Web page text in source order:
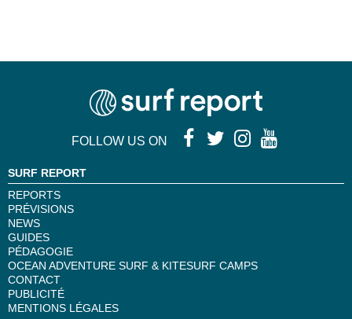
FOLLOW US ON
SURF REPORT
REPORTS
PRÉVISIONS
NEWS
GUIDES
PÉDAGOGIE
OCEAN ADVENTURE SURF & KITESURF CAMPS
CONTACT
PUBLICITÉ
MENTIONS LÉGALES